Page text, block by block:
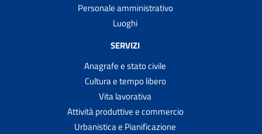
Personale amministrativo
Luoghi
SERVIZI
Anagrafe e stato civile
Cultura e tempo libero
Vita lavorativa
Attività produttive e commercio
Urbanistica e Pianificazione